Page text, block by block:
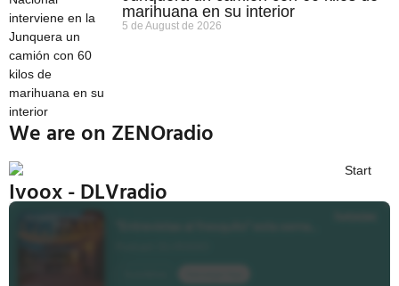
marihuana en su interior
5 de August de 2026
We are on ZENOradio
Ivoox - DLVradio